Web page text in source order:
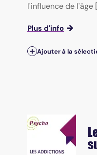
l'influence de l'âge
Plus d'info
Ajouter à la